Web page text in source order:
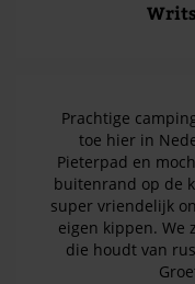
Prachtige
toe hier in
Pieterpad en
buitenrand op de
super vriendelijk
eigen kippen. We
die houdt van